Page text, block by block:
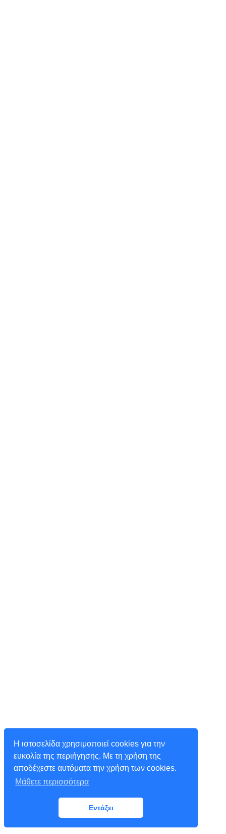
Η ιστοσελίδα χρησιμοποιεί cookies για την
ευκολία της περιήγησης. Με τη χρήση της
αποδέχεστε αυτόματα την χρήση των cookies.
Μάθετε περισσότερα
Εντάξει